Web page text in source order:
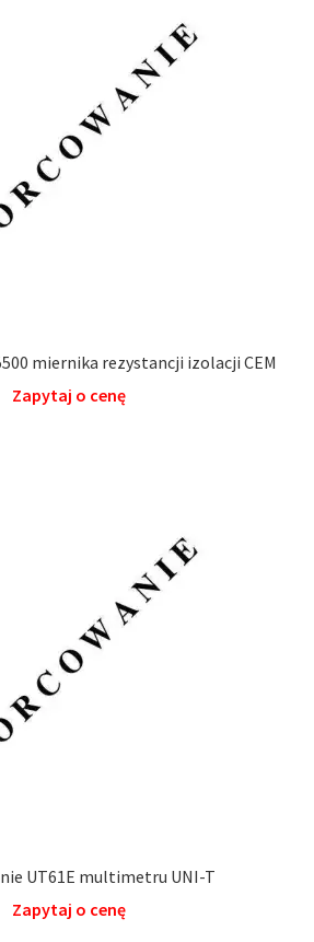
miernika rezystancji izolacji CEM
Zapytaj o cenę
UT61E multimetru UNI-T
Zapytaj o cenę